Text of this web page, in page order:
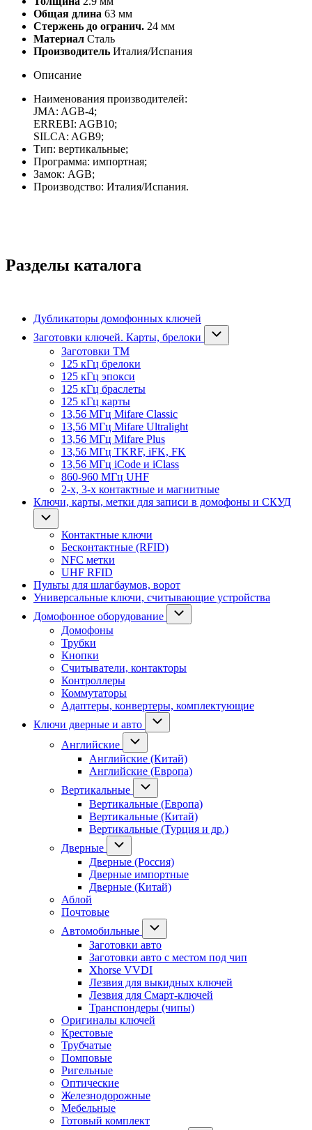
Общая длина 63 мм
Стержень до огранич. 24 мм
Материал Сталь
Производитель Италия/Испания
Описание
Наименования производителей:
JMA: AGB-4;
ERREBI: AGB10;
SILCA: AGB9;
Тип: вертикальные;
Программа: импортная;
Замок: AGB;
Производство: Италия/Испания.
Разделы каталога
Дубликаторы домофонных ключей
Заготовки ключей. Карты, брелоки
Заготовки ТМ
125 кГц брелоки
125 кГц эпокси
125 кГц браслеты
125 кГц карты
13,56 МГц Mifare Classic
13,56 МГц Mifare Ultralight
13,56 МГц Mifare Plus
13,56 МГц TKRF, iFK, FK
13,56 МГц iCode и iClass
860-960 МГц UHF
2-х, 3-х контактные и магнитные
Ключи, карты, метки для записи в домофоны и СКУД
Контактные ключи
Бесконтактные (RFID)
NFC метки
UHF RFID
Пульты для шлагбаумов, ворот
Универсальные ключи, считывающие устройства
Домофонное оборудование
Домофоны
Трубки
Кнопки
Считыватели, контакторы
Контроллеры
Коммутаторы
Адаптеры, конвертеры, комплектующие
Ключи дверные и авто
Английские
Английские (Китай)
Английские (Европа)
Вертикальные
Вертикальные (Европа)
Вертикальные (Китай)
Вертикальные (Турция и др.)
Дверные
Дверные (Россия)
Дверные импортные
Дверные (Китай)
Аблой
Почтовые
Автомобильные
Заготовки авто
Заготовки авто с местом под чип
Xhorse VVDI
Лезвия для выкидных ключей
Лезвия для Смарт-ключей
Транспондеры (чипы)
Оригиналы ключей
Крестовые
Трубчатые
Помповые
Ригельные
Оптические
Железнодорожные
Мебельные
Готовый комплект